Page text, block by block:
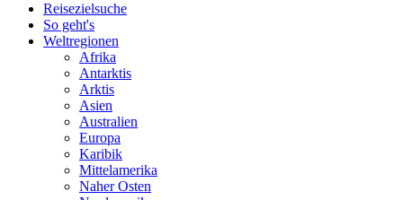
Reisezielsuche
So geht's
Weltregionen
Afrika
Antarktis
Arktis
Asien
Australien
Europa
Karibik
Mittelamerika
Naher Osten